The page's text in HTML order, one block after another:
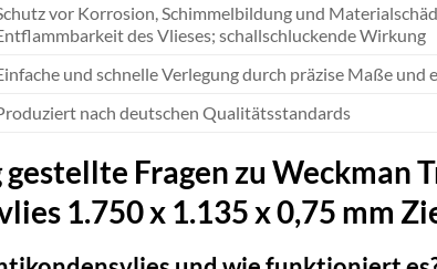
vor Korrosion, Schimmelbildung und
des Vlieses; schallschluckende Wirkung
und schnelle Verlegung durch präzise Maße und
nach deutschen Qualitätsstandards
gestellte Fragen zu Weckman
1.750 x 1.135 x 0,75 mm